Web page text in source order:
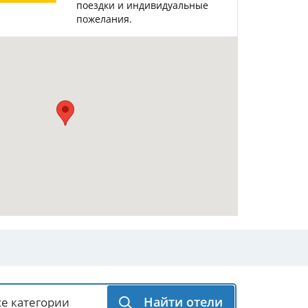
поездки и индивидуальные
пожелания.
Найти отели